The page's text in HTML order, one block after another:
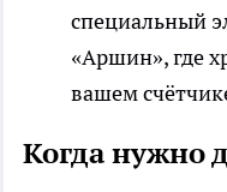
специальный
«Аршин», где
вашем
Когда нужно